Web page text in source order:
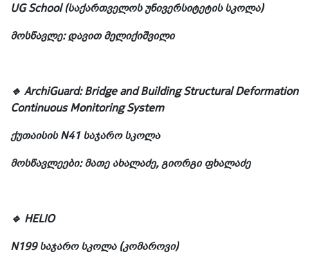
UG School (საქართველოს უნივერსიტეტის სკოლა)
მოსწავლე: დავით მელიქიშვილი
🔹 ArchiGuard: Bridge and Building Structural Deformation
Continuous Monitoring System
ქუთაისის N41 საჯარო სკოლა
მოსწავლეები: მათე ახალაძე, გიორგი ფხალაძე
🔹 HELIO
N199 საჯარო სკოლა (კომაროვი)